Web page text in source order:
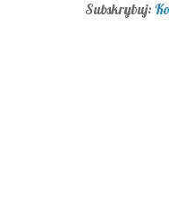
Subskrybuj: